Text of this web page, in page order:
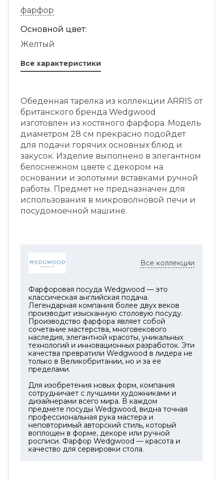
фарфор
Основной цвет:
Желтый
Все характеристики
Обеденная тарелка из коллекции ARRIS от
британского бренда Wedgwood
изготовлен из костяного фарфора. Модель
диаметром 28 см прекрасно подойдет
для подачи горячих основных блюд и
закусок. Изделие выполнено в элегантном
белоснежном цвете с декором на
основании и золотыми вставками ручной
работы. Предмет не предназначен для
использования в микроволновой печи и
посудомоечной машине.
Все коллекции
Фарфоровая посуда Wedgwood — это
классическая английская подача.
Легендарная компания более двух веков
производит изысканную столовую посуду.
Производство фарфора являет собой
сочетание мастерства, многовекового
наследия, элегантной красоты, уникальных
технологий и инновационных разработок. Эти
качества превратили Wedgwood в лидера не
только в Великобритании, но и за ее
пределами.
Для изобретения новых форм, компания
сотрудничает с лучшими художниками и
дизайнерами всего мира. В каждом
предмете посуды Wedgwood, видна точная
профессиональная рука мастера и
неповторимый авторский стиль, который
воплощен в форме, декоре или ручной
росписи. Фарфор Wedgwood — красота и
качество для сервировки стола.